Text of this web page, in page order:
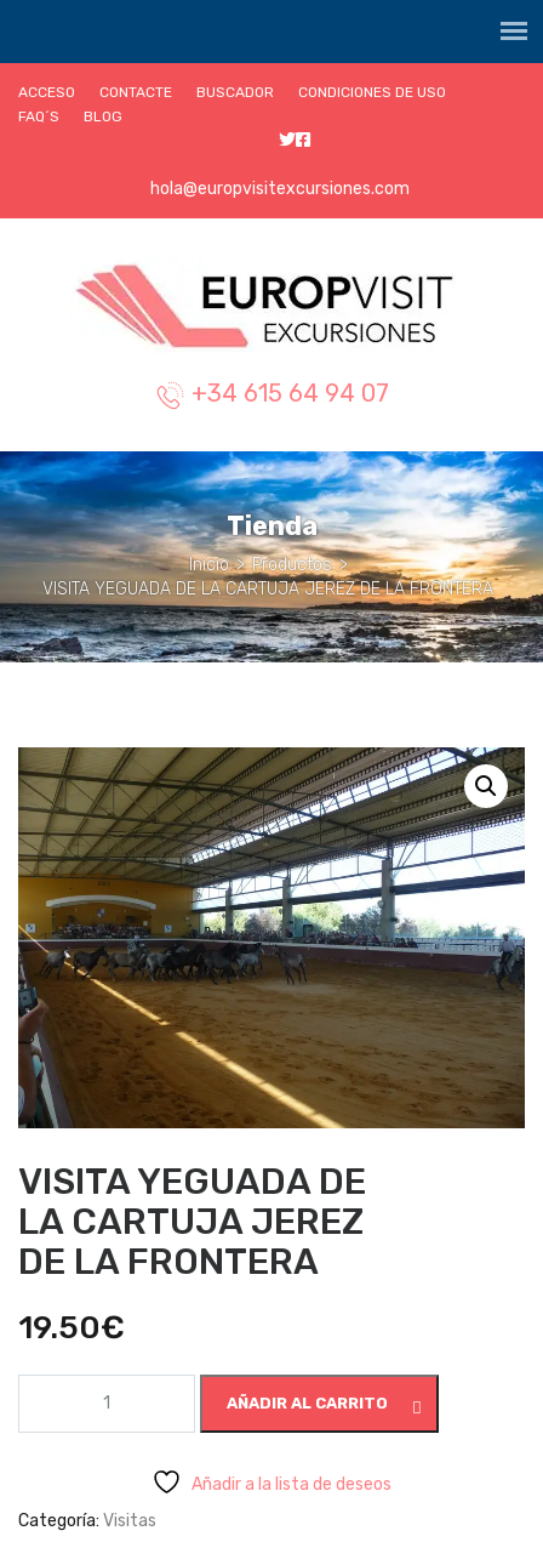
ACCESO CONTACTE BUSCADOR
CONDICIONES DE USO
FAQ´S
BLOG
hola@europvisitexcursiones.com
+34 615 64 94 07
Tienda
Inicio > Productos >
VISITA YEGUADA DE LA CARTUJA JEREZ DE LA FRONTERA
VISITA YEGUADA DE
LA CARTUJA JEREZ
DE LA FRONTERA
19.50€
DE
DE
AÑADIR AL CARRITO
Añadir a la lista de deseos
Categoría: Visitas